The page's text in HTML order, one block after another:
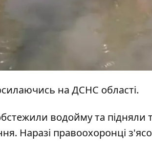
на ДСНС області.
водойму та підняли
Наразі правоохоронці